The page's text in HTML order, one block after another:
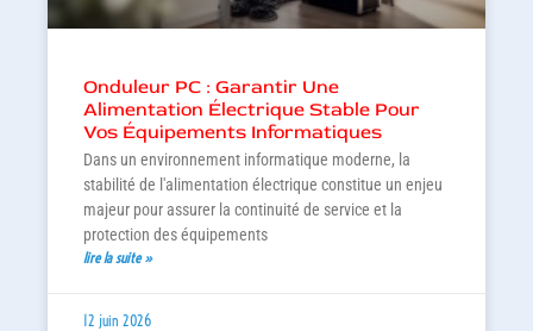
Onduleur PC : Garantir Une
Alimentation Électrique Stable Pour
Vos Équipements Informatiques
Dans un environnement informatique moderne, la
stabilité de l'alimentation électrique constitue un enjeu
majeur pour assurer la continuité de service et la
protection des équipements
lire la suite »
12 juin 2026